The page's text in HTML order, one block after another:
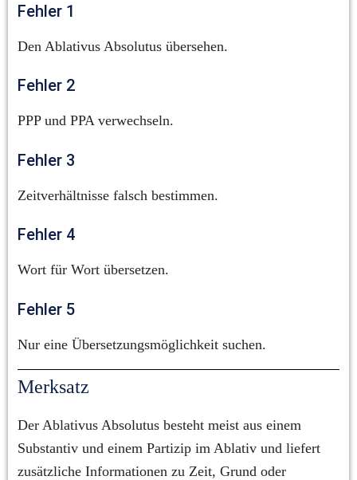
Fehler 1
Den Ablativus Absolutus übersehen.
Fehler 2
PPP und PPA verwechseln.
Fehler 3
Zeitverhältnisse falsch bestimmen.
Fehler 4
Wort für Wort übersetzen.
Fehler 5
Nur eine Übersetzungsmöglichkeit suchen.
Merksatz
Der Ablativus Absolutus besteht meist aus einem
Substantiv und einem Partizip im Ablativ und liefert
zusätzliche Informationen zu Zeit, Grund oder